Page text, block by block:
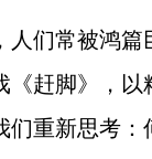
们常被鸿
赶脚》，
重新思考